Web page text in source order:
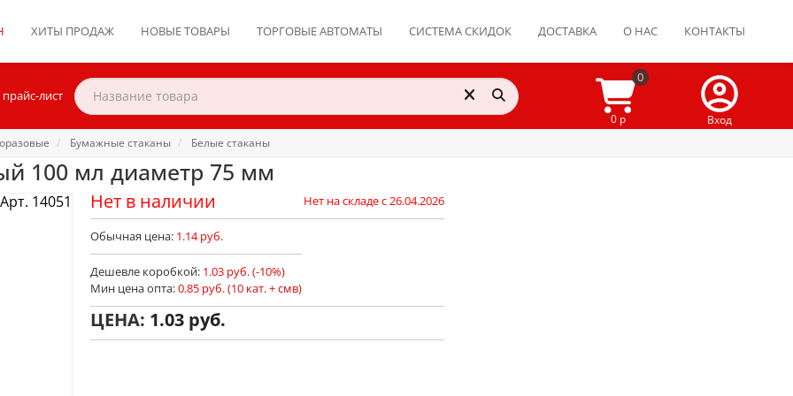
ХИТЫ ПРОДАЖ НОВЫЕ ТОВАРЫ ТОРГОВЫЕ АВТОМАТЫ СИСТЕМА СКИДОК ДОСТАВКА О НАС КОНТАКТЫ
лист
0
0 р
Вход
Бумажные стаканы Белые стаканы
Арт. 14051
100 мл диаметр 75 мм
Нет в наличии Нет на складе с 26.04.2026
Обычная цена: 1.14 руб.
Дешевле коробкой: 1.03 руб. (-10%)
Мин цена опта:0.85 руб. (10 кат. + смв)
ЦЕНА: 1.03